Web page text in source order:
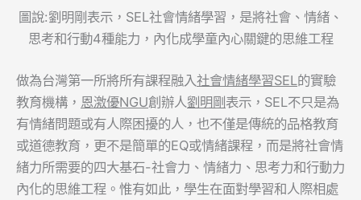
圖說:劉明剛表示，SEL社會情緒學習，是將社會、情緒、
思考和行動4種能力，內化成學童內心關鍵的思維工程
做為台灣第一所將所有課程融入社會情緒學習SEL的實驗
教育機構， 恩激優NGU創辦人劉明剛表示，SEL不只是為
有情緒問題或有人際困擾的人，也不僅是傳統的品格教育
或道德教育，更不是簡單的EQ或情緒課程，而是將社會情
緒力所需要的四大基石-社會力、情緒力、思考力和行動力
內化的思維工程。惟有如此，學生在面對學習和人際相處